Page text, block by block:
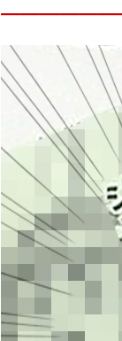
―――――――